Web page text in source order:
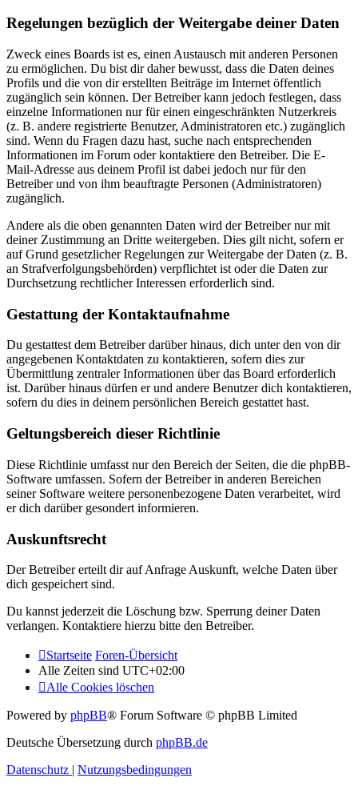
Regelungen bezüglich der Weitergabe deiner Daten
Zweck eines Boards ist es, einen Austausch mit anderen Personen
zu ermöglichen. Du bist dir daher bewusst, dass die Daten deines
Profils und die von dir erstellten Beiträge im Internet öffentlich
zugänglich sein können. Der Betreiber kann jedoch festlegen, dass
einzelne Informationen nur für einen eingeschränkten Nutzerkreis
(z. B. andere registrierte Benutzer, Administratoren etc.) zugänglich
sind. Wenn du Fragen dazu hast, suche nach entsprechenden
Informationen im Forum oder kontaktiere den Betreiber. Die E-
Mail-Adresse aus deinem Profil ist dabei jedoch nur für den
Betreiber und von ihm beauftragte Personen (Administratoren)
zugänglich.
Andere als die oben genannten Daten wird der Betreiber nur mit
deiner Zustimmung an Dritte weitergeben. Dies gilt nicht, sofern er
auf Grund gesetzlicher Regelungen zur Weitergabe der Daten (z. B.
an Strafverfolgungsbehörden) verpflichtet ist oder die Daten zur
Durchsetzung rechtlicher Interessen erforderlich sind.
Gestattung der Kontaktaufnahme
Du gestattest dem Betreiber darüber hinaus, dich unter den von dir
angegebenen Kontaktdaten zu kontaktieren, sofern dies zur
Übermittlung zentraler Informationen über das Board erforderlich
ist. Darüber hinaus dürfen er und andere Benutzer dich kontaktieren,
sofern du dies in deinem persönlichen Bereich gestattet hast.
Geltungsbereich dieser Richtlinie
Diese Richtlinie umfasst nur den Bereich der Seiten, die die phpBB-
Software umfassen. Sofern der Betreiber in anderen Bereichen
seiner Software weitere personenbezogene Daten verarbeitet, wird
er dich darüber gesondert informieren.
Auskunftsrecht
Der Betreiber erteilt dir auf Anfrage Auskunft, welche Daten über
dich gespeichert sind.
Du kannst jederzeit die Löschung bzw. Sperrung deiner Daten
verlangen. Kontaktiere hierzu bitte den Betreiber.
Startseite Foren-Übersicht
Alle Zeiten sind UTC+02:00
Alle Cookies löschen
Powered by phpBB® Forum Software © phpBB Limited
Deutsche Übersetzung durch phpBB.de
Datenschutz | Nutzungsbedingungen